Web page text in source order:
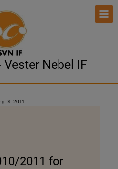
Nebel IF
» 2011
2011 for